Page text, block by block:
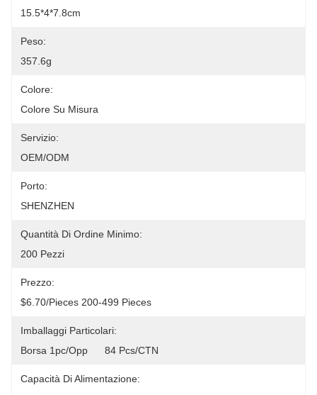
15.5*4*7.8cm
Peso:
357.6g
Colore:
Colore Su Misura
Servizio:
OEM/ODM
Porto:
SHENZHEN
Quantità Di Ordine Minimo:
200 Pezzi
Prezzo:
$6.70/pieces 200-499 Pieces
Imballaggi Particolari:
Borsa 1pc/opp      84 Pcs/CTN
Capacità Di Alimentazione: